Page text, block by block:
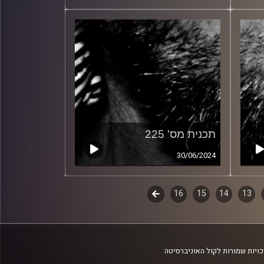
תכנית מס' 225
30/06/2024
13
14
15
16
לשלב
שמורות לקול האוניברסיטה